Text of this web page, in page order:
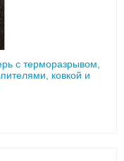
с терморазрывом,
ковкой и